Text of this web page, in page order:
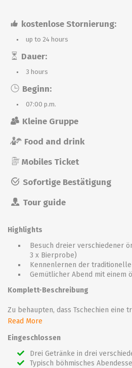
kostenlose Stornierung:
up to 24 hours
Dauer:
3 hours
Beginn:
07:00 p.m.
Kleine Gruppe
Food and drink
Mobiles Ticket
Sofortige Bestätigung
Tour guide
Highlights
Besuch dreier verschiedener
3 x Bierprobe)
Kennenlernen der
Gemütlicher Abend mit einem
Komplett-Beschreibung
Erfahren Sie mehr über das Leben in Prag, sowohl in der Vergangenheit, als auch heute. Fragen Sie, was Sie schon immer
Read More
Eingeschlossen
Drei Getränke in drei
Typisch böhmisches